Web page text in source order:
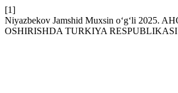
[1]
Niyazbekov Jamshid Muxsin o‘g‘li
OSHIRISHDA TURKIYA